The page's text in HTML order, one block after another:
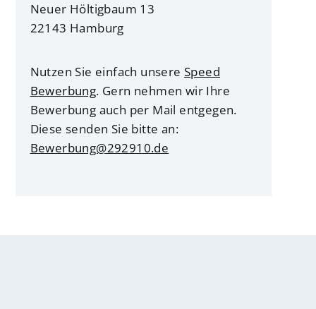
Neuer Höltigbaum 13
22143 Hamburg
Nutzen Sie einfach unsere Speed
Bewerbung. Gern nehmen wir Ihre
Bewerbung auch per Mail entgegen.
Diese senden Sie bitte an:
Bewerbung@292910.de